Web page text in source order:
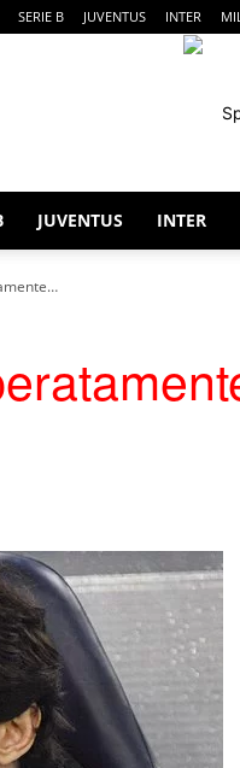
SERIE B JUVENTUS INTER
JUVENTUS INTER